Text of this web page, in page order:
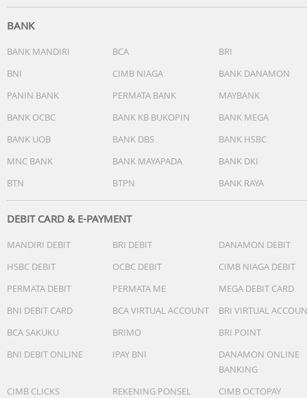
- Jangkauan waktu mundur: 24 jam
- Jangkauan pengaturan waktu mulai hitungan mundur: 1
menit, dan bertambah 1 jam)
- Lainnya: Pengulangan otomatis
- Alarm multifungsi
- Sinyal waktu per jam
- Peringatan kilat
- Berkedip dengan bel yang berbunyi untuk alarm, sinyal
Lampu
- Lampu latar LED (Super Illuminator)
- Cahaya senja
Kalender otomatis penuh (hingga tahun 2099)
Akurasi: ±15 detik per bulan
- Format 12/24 jam
- Ketepatan waktu reguler:
Garansi Resmi 2 Tahun
Include Box, Jam Tangan, Kartu Garansi, Manual
BANK
BANK MANDIRI BCA
BRI
BNI
CIMB NIAGA
BANK DANAMON
PANIN BANK
PERMATA BANK
MAYBANK
BANK OCBC
BANK KB BUKOPIN
BANK MEGA
BANK UOB
BANK DBS
BANK HSBC
MNC BANK
BANK MAYAPADA
BANK DKI
BTN
BTPN BANK RAYA
DEBIT CARD & E-PAYMENT
MANDIRI DEBIT BRI DEBIT
DANAMON DEBIT
HSBC DEBIT
OCBC DEBIT
CIMB NIAGA DEBIT
PERMATA DEBIT
PERMATA ME
MEGA DEBIT CARD
BNI DEBIT CARD
BCA VIRTUAL ACCOUNT
BRI VIRTUAL
BCA SAKUKU
BRIMO
BRI POINT
BNI DEBIT ONLINE
IPAY BNI
DANAMON ONLINE
BANKING
CIMB CLICKS
REKENING PONSEL
CIMB OCTOPAY